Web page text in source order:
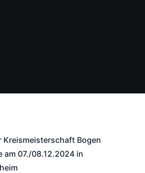
Kreismeisterschaft Bogen
am 07./08.12.2024 in